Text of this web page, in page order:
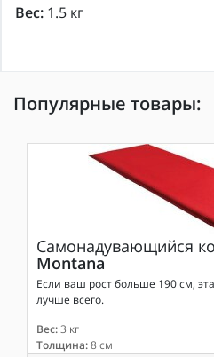
Вес: 1.5 кг
Популярные товары:
Самонадувающийся
Montana
Если ваш рост больше 190 см,
лучше всего.
Вес:3 кг
Толщина:8 см